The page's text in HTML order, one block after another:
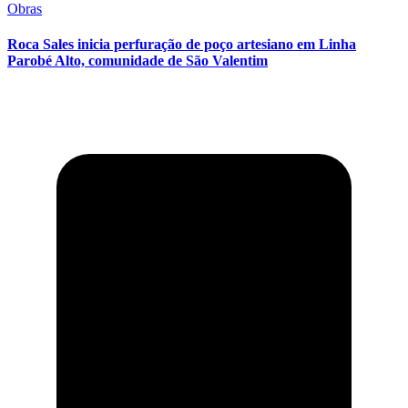
Obras
Roca Sales inicia perfuração de poço artesiano em Linha
Parobé Alto, comunidade de São Valentim